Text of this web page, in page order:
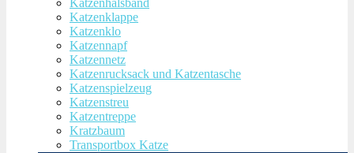
Katzenhalsband
Katzenklappe
Katzenklo
Katzennapf
Katzennetz
Katzenrucksack und Katzentasche
Katzenspielzeug
Katzenstreu
Katzentreppe
Kratzbaum
Transportbox Katze